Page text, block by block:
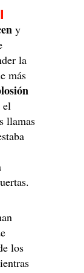
y
la
más
el
llamas
los